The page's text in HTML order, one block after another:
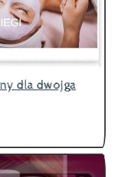
dla dwojga